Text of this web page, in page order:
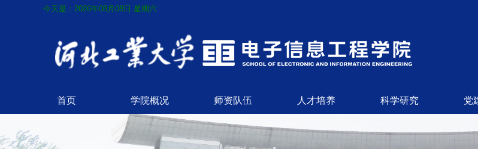
今天是：2026年08月08日 星期六
首页 学院概况 师资队伍 人才培养 科学研究 党